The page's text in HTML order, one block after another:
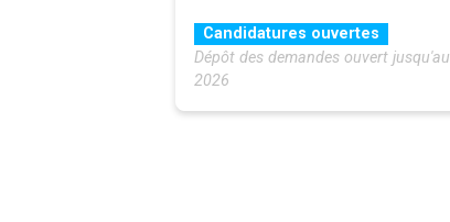
Candidatures ouvertes
Dépôt des demandes ouvert
2026